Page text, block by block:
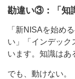
勘違い③：「知
「新NISAを始め
い」「インデック
います。知識はあ
でも、動けない。